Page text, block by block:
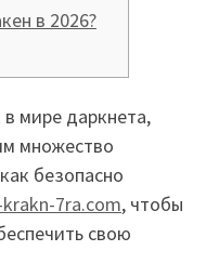
в 2026?
мире даркнета,
множество
безопасно
7ra.com, чтобы
свою